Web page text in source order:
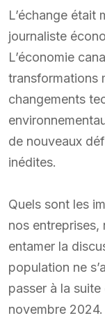
L’échange était
journaliste
L’économie
transformations
changements
de nouveaux
inédites.
Quels sont les
nos entreprises,
entamer la
population ne
passer à la
novembre 2024.